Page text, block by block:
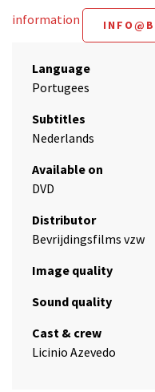
information
Language
Portugees
Subtitles
Nederlands
Available on
DVD
Distributor
Bevrijdingsfilms vzw
Image quality
Sound quality
Cast & crew
Licinio Azevedo